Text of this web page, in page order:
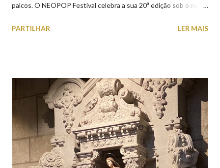
palcos. O NEOPOP Festival celebra a sua 20ª edição sob o nome
Portugal e um dos mais prestigiados da Europa, atrai milhares de
PARTILHAR LER MAIS